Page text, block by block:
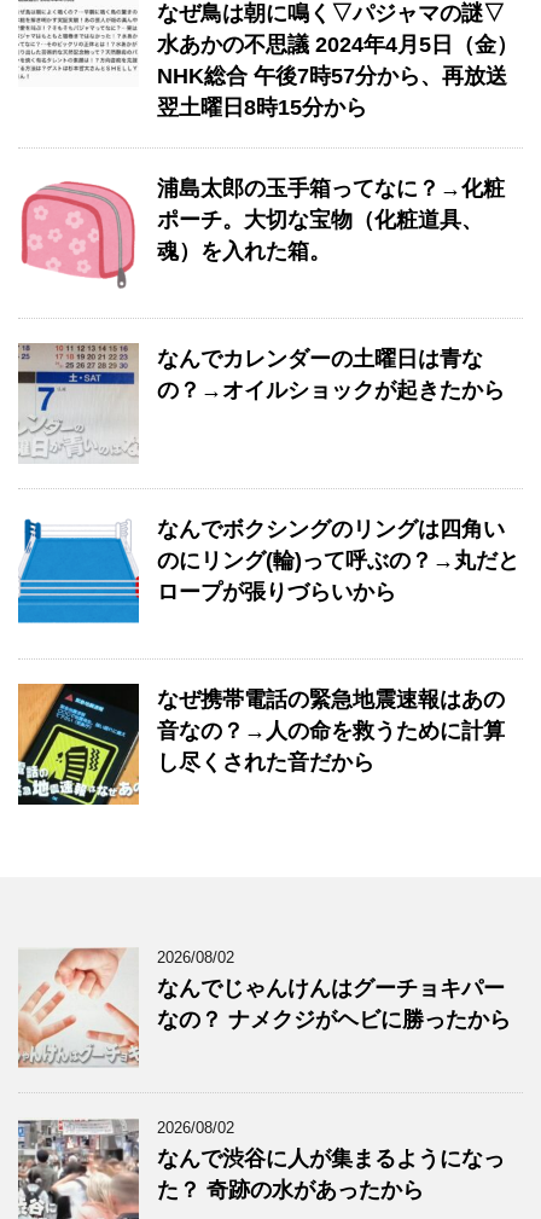
なぜ鳥は朝に鳴く▽パジャマの謎▽
水あかの不思議 2024年4月5日（金）
NHK総合 午後7時57分から、再放送
翌土曜日8時15分から
浦島太郎の玉手箱ってなに？→化粧
ポーチ。大切な宝物（化粧道具、
魂）を入れた箱。
なんでカレンダーの土曜日は青な
の？→オイルショックが起きたから
なんでボクシングのリングは四角い
のにリング(輪)って呼ぶの？→丸だと
ロープが張りづらいから
なぜ携帯電話の緊急地震速報はあの
音なの？→人の命を救うために計算
し尽くされた音だから
2026/08/02
なんでじゃんけんはグーチョキパー
なの？ ナメクジがヘビに勝ったから
2026/08/02
なんで渋谷に人が集まるようになっ
た？ 奇跡の水があったから